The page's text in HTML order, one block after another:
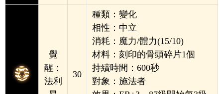
覺
醒：
法利
30
種類：變化
相性：中立
消耗：魔力/體力(15/10)
材料：刻印的骨頭碎片1個
持續時間：600秒
對象：施法者